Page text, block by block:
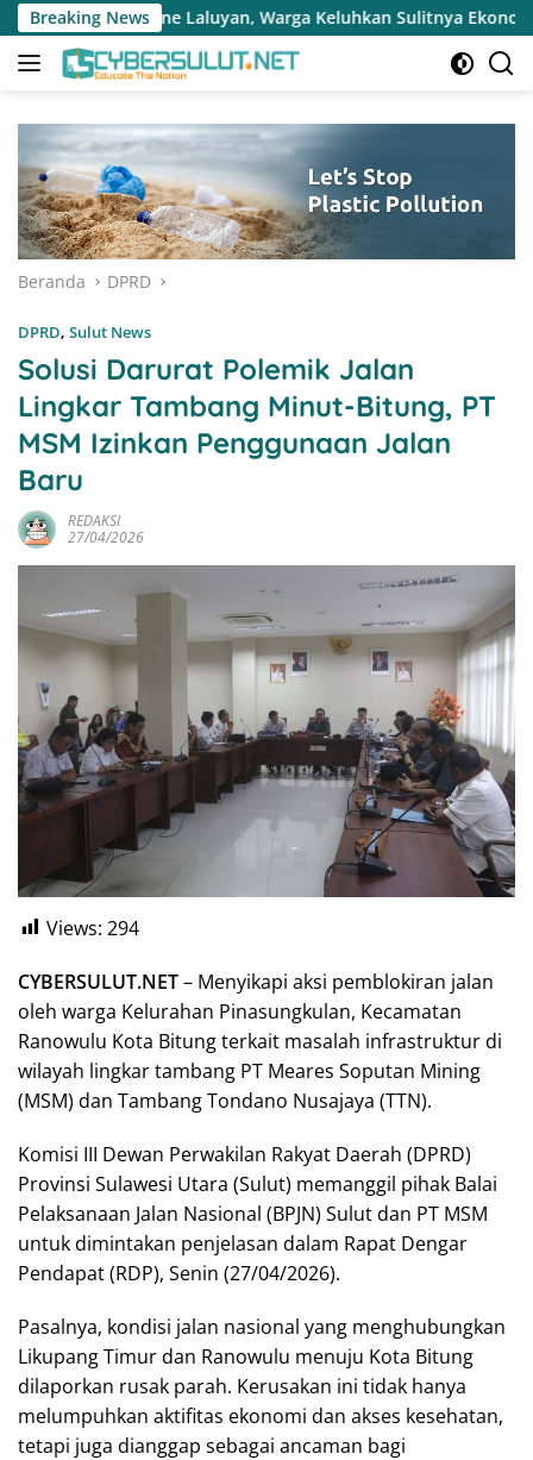
Langsung
ke
konten
Breaking News
Keluhkan Sulitnya Ekonomi dan Akses Pasar UMKM
Beranda DPRD
DPRD, Sulut News
Solusi Darurat Polemik Jalan
Lingkar Tambang Minut-Bitung, PT
MSM Izinkan Penggunaan Jalan
Baru
REDAKSI
27/04/2026
Views: 294
CYBERSULUT.NET– Menyikapi aksi pemblokiran jalan
oleh warga Kelurahan Pinasungkulan, Kecamatan
Ranowulu Kota Bitung terkait masalah infrastruktur di
wilayah lingkar tambang PT Meares Soputan Mining
(MSM) dan Tambang Tondano Nusajaya (TTN).
Komisi III Dewan Perwakilan Rakyat Daerah (DPRD)
Provinsi Sulawesi Utara (Sulut) memanggil pihak Balai
Pelaksanaan Jalan Nasional (BPJN) Sulut dan PT MSM
untuk dimintakan penjelasan dalam Rapat Dengar
Pendapat (RDP), Senin (27/04/2026).
Pasalnya, kondisi jalan nasional yang menghubungkan
Likupang Timur dan Ranowulu menuju Kota Bitung
dilaporkan rusak parah. Kerusakan ini tidak hanya
melumpuhkan aktifitas ekonomi dan akses kesehatan,
tetapi juga dianggap sebagai ancaman bagi